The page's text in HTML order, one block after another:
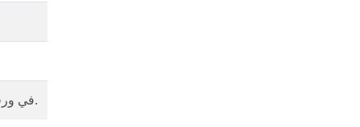
يحدد مجموعة كل كائنات Slicer في ورقة العمل المحددة.